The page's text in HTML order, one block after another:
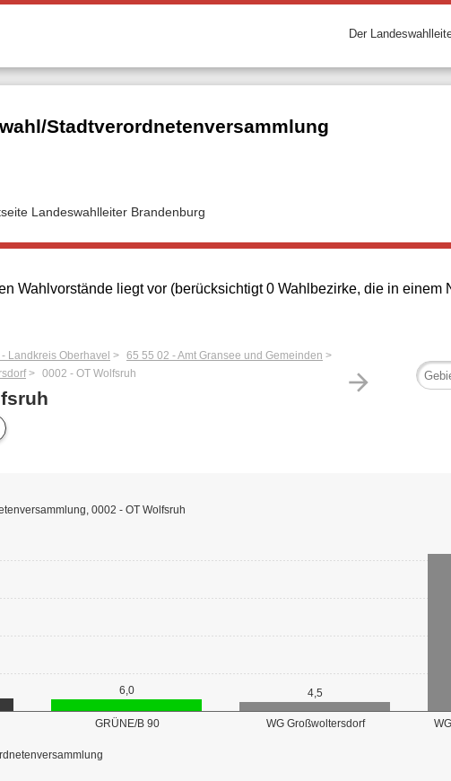
Der
Stadtverordnetenversammlung
Landeswahlleiter Brandenburg
Wahlvorstände liegt vor (berücksichtigt 0 Wahlbezirke, die in einem
arrow_forward
Landkreis Oberhavel
65 55 02 - Amt Gransee und Gemeinden
0002 - OT Wolfsruh
GRÜNE/B 90 WG Großwoltersdorf
6,0 4,5
0002 - OT Wolfsruh